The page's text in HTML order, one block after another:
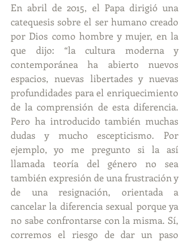
En abril de 2015, el Papa dirigió una
catequesis sobre el ser humano creado
por Dios como hombre y mujer, en la
que dijo: “la cultura moderna y
contemporánea ha abierto nuevos
espacios, nuevas libertades y nuevas
profundidades para el enriquecimiento
de la comprensión de esta diferencia.
Pero ha introducido también muchas
dudas y mucho escepticismo. Por
ejemplo, yo me pregunto si la así
llamada teoría del género no sea
también expresión de una frustración y
de una resignación, orientada a
cancelar la diferencia sexual porque ya
no sabe confrontarse con la misma. Sí,
corremos el riesgo de dar un paso